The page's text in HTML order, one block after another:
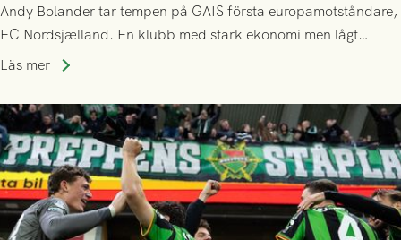
Andy Bolander tar tempen på GAIS första europamotståndare,
FC Nordsjælland. En klubb med stark ekonomi men lågt
publiksnitt, ett lag med både kollektiv styrka och individuell
Läs mer